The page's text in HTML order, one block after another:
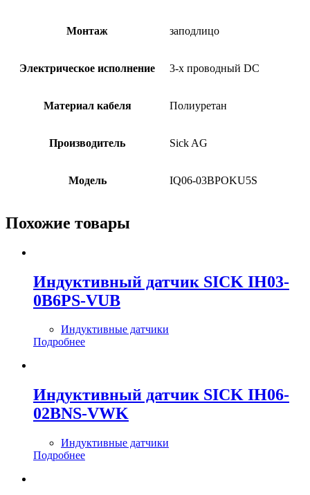
Монтаж заподлицо
Электрическое исполнение 3-х проводный DC
Материал кабеля Полиуретан
Производитель Sick AG
Модель IQ06-03BPOKU5S
Похожие товары
Индуктивный датчик SICK IH03-
0B6PS-VUB
Индуктивные датчики
Подробнее
Индуктивный датчик SICK IH06-
02BNS-VWK
Индуктивные датчики
Подробнее